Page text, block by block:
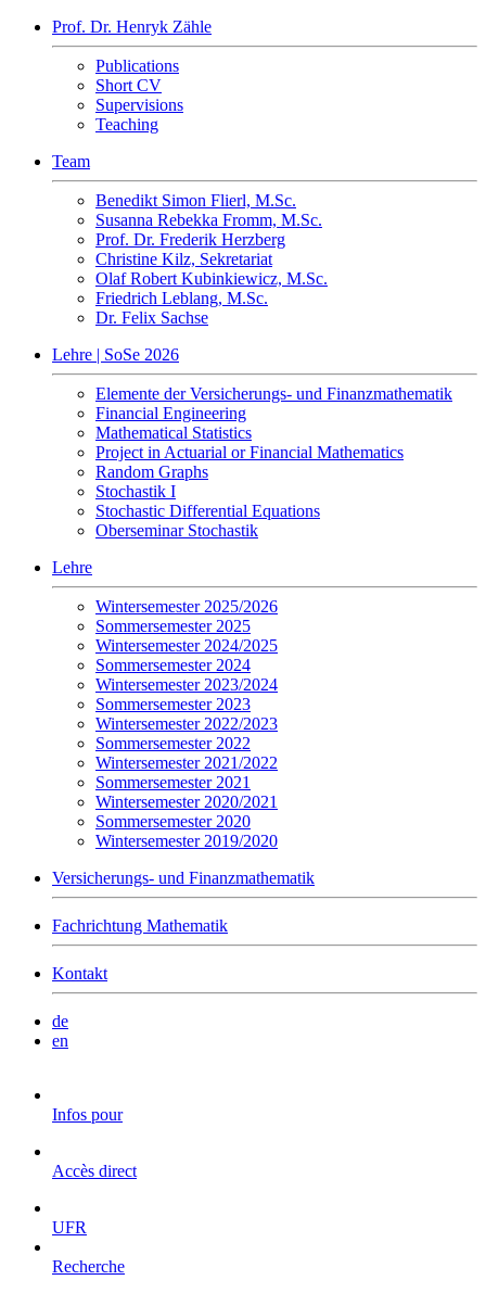
Prof. Dr. Henryk Zähle
Publications
Short CV
Supervisions
Teaching
Team
Benedikt Simon Flierl, M.Sc.
Susanna Rebekka Fromm, M.Sc.
Prof. Dr. Frederik Herzberg
Christine Kilz, Sekretariat
Olaf Robert Kubinkiewicz, M.Sc.
Friedrich Leblang, M.Sc.
Dr. Felix Sachse
Lehre | SoSe 2026
Elemente der Versicherungs- und Finanzmathematik
Financial Engineering
Mathematical Statistics
Project in Actuarial or Financial Mathematics
Random Graphs
Stochastik I
Stochastic Differential Equations
Oberseminar Stochastik
Lehre
Wintersemester 2025/2026
Sommersemester 2025
Wintersemester 2024/2025
Sommersemester 2024
Wintersemester 2023/2024
Sommersemester 2023
Wintersemester 2022/2023
Sommersemester 2022
Wintersemester 2021/2022
Sommersemester 2021
Wintersemester 2020/2021
Sommersemester 2020
Wintersemester 2019/2020
Versicherungs- und Finanzmathematik
Fachrichtung Mathematik
Kontakt
de
en
Infos pour
Accès direct
UFR
Recherche